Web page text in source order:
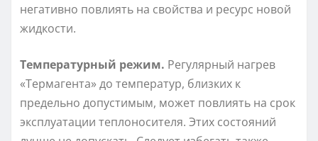
негативно повлиять на свойства и ресурс новой
жидкости.
Температурный режим. Регулярный нагрев
«Термагента» до температур, близких к
предельно допустимым, может повлиять на срок
эксплуатации теплоносителя. Этих состояний